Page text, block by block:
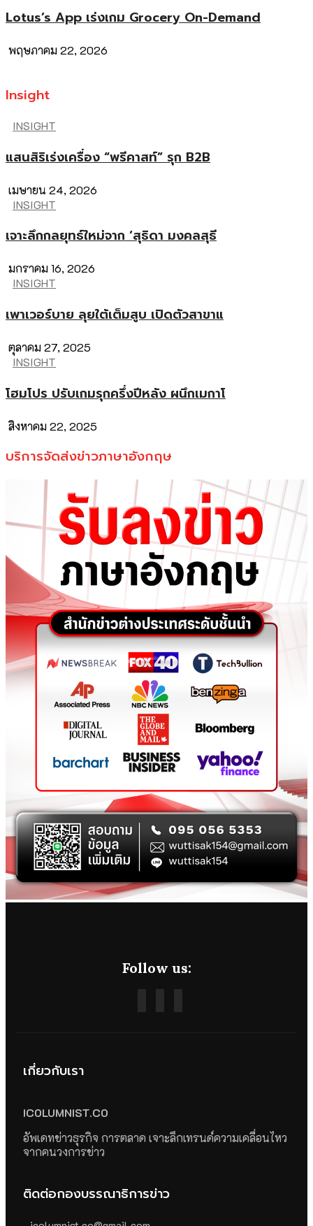
Lotus’s App เร่งเกม Grocery On-Demand
พฤษภาคม 22, 2026
Insight
INSIGHT
แสนสิริเร่งเครื่อง “พรีคาสท์” รุก B2B
เมษายน 24, 2026
INSIGHT
เจาะลึกกลยุทธ์ใหม่จาก ‘สุธิดา มงคลสุธี
มกราคม 16, 2026
INSIGHT
เพาเวอร์บาย ลุยใต้เต็มสูบ เปิดตัวสาขาแ
ตุลาคม 27, 2025
INSIGHT
โฮมโปร ปรับเกมรุกครึ่งปีหลัง ผนึกเมกาโ
สิงหาคม 22, 2025
บริการจัดส่งข่าวภาษาอังกฤษ
Follow us:
เกี่ยวกับเรา
ICOLUMNIST.CO
อัพเดทข่าวธุรกิจ การตลาด เจาะลึกเทรนด์ความเคลื่อนไหว
จากคนวงการข่าว
ติดต่อกองบรรณาธิการข่าว